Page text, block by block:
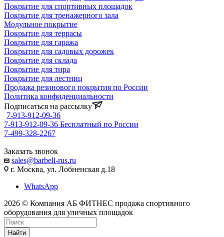
Покрытие для спортивных площадок
Покрытие для тренажерного зала
Модульное покрытие
Покрытие для террасы
Покрытие для гаража
Покрытие для садовых дорожек
Покрытие для склада
Покрытие для тира
Покрытие для лестниц
Продажа резинового покрытия по России
Политика конфиденциальности
Подписаться на рассылку
7-913-912-09-36
7-913-912-09-36 Бесплатный по России
7-499-328-2267
Заказать звонок
sales@barbell-rus.ru
г. Москва, ул. Лобненская д.18
WhatsApp
2026 © Компания АБ ФИТНЕС продажа спортивного
оборудования для уличных площадок
Найти